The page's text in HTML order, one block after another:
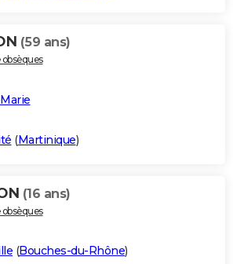
(59 ans)
(Martinique)
(16 ans)
(Bouches-du-Rhône)